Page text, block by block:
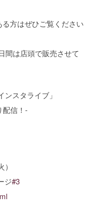
方はぜひご覧ください
間は店頭で販売させて
スタライブ」
配信！-
ジ#3